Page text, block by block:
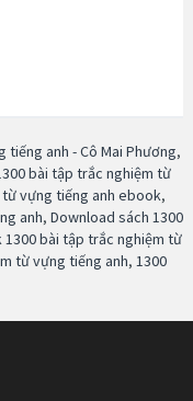
anh - Cô Mai Phương,
bài tập trắc nghiệm từ
vựng tiếng anh ebook,
anh, Download sách 1300
1300 bài tập trắc nghiệm từ
từ vựng tiếng anh, 1300